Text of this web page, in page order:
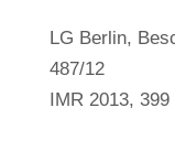
LG Berlin,
487/12
IMR 2013, 399